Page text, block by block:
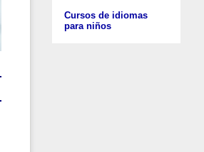
Cursos de idiomas
para niños